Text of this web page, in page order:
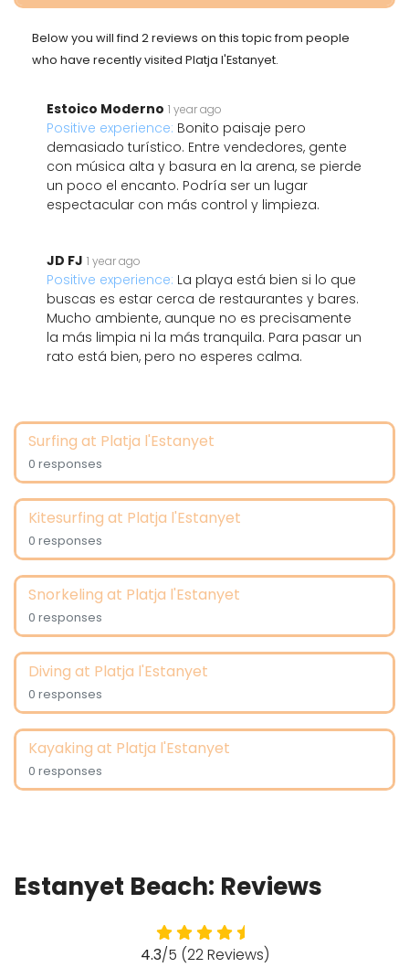
Below you will find 2 reviews on this topic from people
who have recently visited Platja l'Estanyet.
Estoico Moderno 1 year ago
Positive experience: Bonito paisaje pero
demasiado turístico. Entre vendedores, gente
con música alta y basura en la arena, se pierde
un poco el encanto. Podría ser un lugar
espectacular con más control y limpieza.
JD FJ 1 year ago
Positive experience: La playa está bien si lo que
buscas es estar cerca de restaurantes y bares.
Mucho ambiente, aunque no es precisamente
la más limpia ni la más tranquila. Para pasar un
rato está bien, pero no esperes calma.
Surfing at Platja l'Estanyet
0 responses
Kitesurfing at Platja l'Estanyet
0 responses
Snorkeling at Platja l'Estanyet
0 responses
Diving at Platja l'Estanyet
0 responses
Kayaking at Platja l'Estanyet
0 responses
Estanyet Beach: Reviews
4.3/5 (22 Reviews)